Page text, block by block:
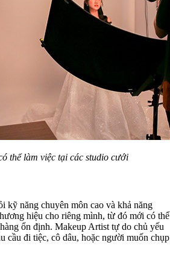
thể làm việc tại các studio cưới
kỹ năng chuyên môn cao và khả năng
hiệu cho riêng mình, từ đó mới có thể
ổn định. Makeup Artist tự do chủ yếu
cầu đi tiệc, cô dâu, hoặc người muốn chụp